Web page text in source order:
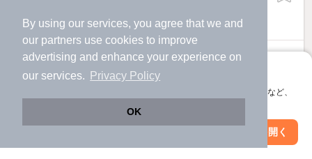
By using our services, you agree that we and
our partners use cookies to improve
advertising and enhance your experience on
our services.
Privacy Policy
OK
アプリに切り替えて、サクサクお部屋探し
会員登録なしですぐ使える。マップ検索やお気に入り保存など、
アプリを開く
提供
グランドールET Hのすべての部屋を見る
絞り込み条件を変更